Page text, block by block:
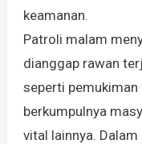
keamanan.
Patroli malam
dianggap rawan
seperti
berkumpulnya
vital lainnya.